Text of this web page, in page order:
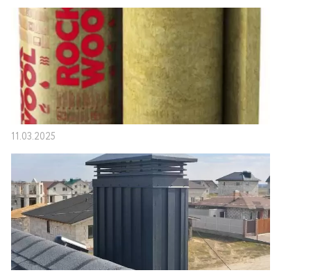
11.03.2025